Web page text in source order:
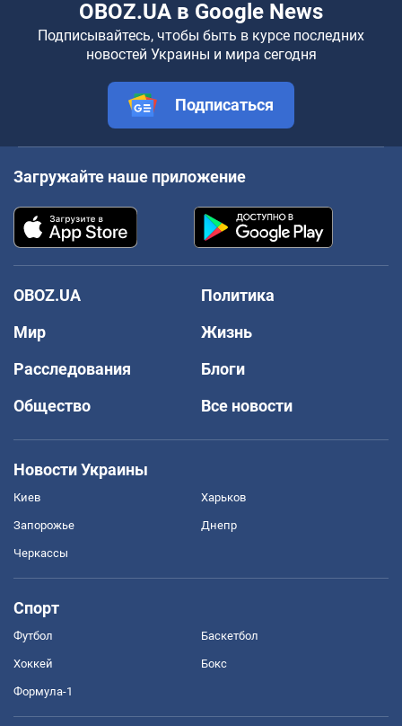
OBOZ.UA в Google News
Подписывайтесь, чтобы быть в курсе последних
новостей Украины и мира сегодня
Подписаться
Загружайте наше приложение
OBOZ.UA
Политика
Мир
Жизнь
Расследования
Блоги
Общество
Все новости
Новости Украины
Киев Харьков
Запорожье Днепр
Черкассы
Спорт
Футбол Баскетбол
Хоккей Бокс
Формула-1